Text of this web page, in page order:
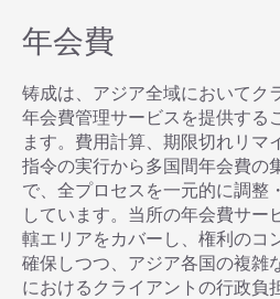
年会費
铸成は、アジア全域においてク
年会費管理サービスを提供する
ます。費用計算、期限切れリマ
指令の実行から多国間年会費の
で、全プロセスを一元的に調整
しています。当所の年会費サー
轄エリアをカバーし、権利のコ
確保しつつ、アジア各国の複雑
におけるクライアントの行政負